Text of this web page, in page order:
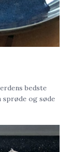
bedste
sprøde og søde